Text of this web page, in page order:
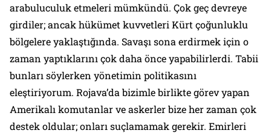
arabuluculuk etmeleri mümkündü. Çok geç devreye
girdiler; ancak hükümet kuvvetleri Kürt çoğunluklu
bölgelere yaklaştığında. Savaşı sona erdirmek için o
zaman yaptıklarını çok daha önce yapabilirlerdi. Tabii
bunları söylerken yönetimin politikasını
eleştiriyorum. Rojava’da bizimle birlikte görev yapan
Amerikalı komutanlar ve askerler bize her zaman çok
destek oldular; onları suçlamamak gerekir. Emirleri